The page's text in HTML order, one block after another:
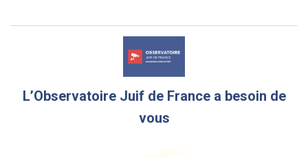
L’Observatoire Juif de France a besoin de
vous